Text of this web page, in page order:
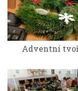
Adventní